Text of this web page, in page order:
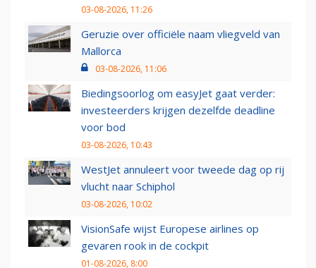
03-08-2026, 11:26
Geruzie over officiële naam vliegveld van
Mallorca
03-08-2026, 11:06
Biedingsoorlog om easyJet gaat verder:
investeerders krijgen dezelfde deadline
voor bod
03-08-2026, 10:43
WestJet annuleert voor tweede dag op rij
vlucht naar Schiphol
03-08-2026, 10:02
VisionSafe wijst Europese airlines op
gevaren rook in de cockpit
01-08-2026, 8:00